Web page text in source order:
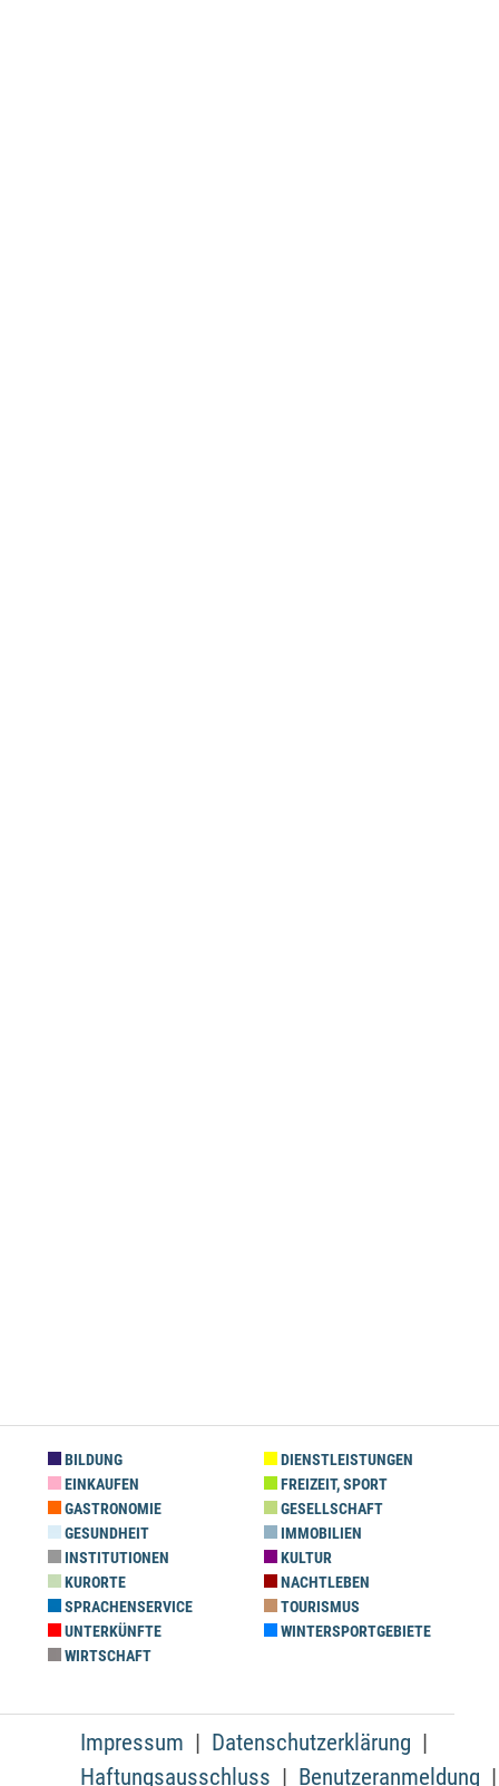
BILDUNG
DIENSTLEISTUNGEN
EINKAUFEN
FREIZEIT, SPORT
GASTRONOMIE
GESELLSCHAFT
GESUNDHEIT
IMMOBILIEN
INSTITUTIONEN
KULTUR
KURORTE
NACHTLEBEN
SPRACHENSERVICE
TOURISMUS
UNTERKÜNFTE
WINTERSPORTGEBIETE
WIRTSCHAFT
Impressum
Datenschutzerklärung
Haftungsausschluss
Benutzeranmeldung